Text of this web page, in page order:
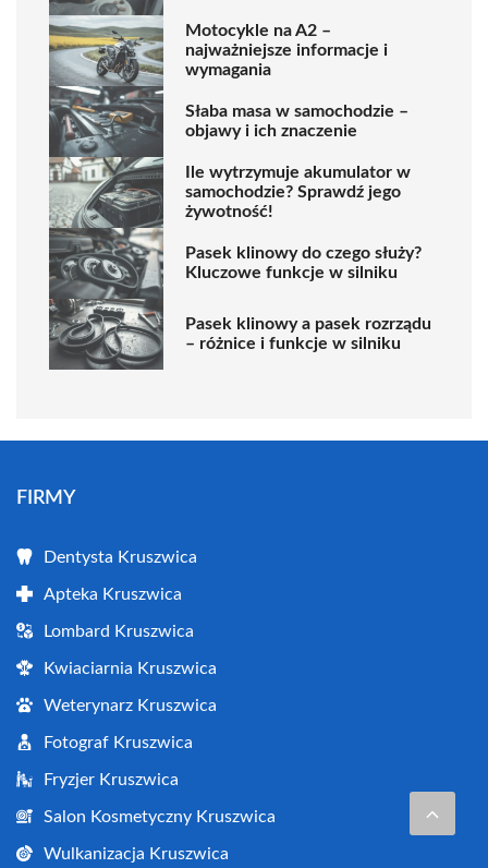
Motocykle na A2 –
najważniejsze informacje i
wymagania
Słaba masa w samochodzie –
objawy i ich znaczenie
Ile wytrzymuje akumulator w
samochodzie? Sprawdź jego
żywotność!
Pasek klinowy do czego służy?
Kluczowe funkcje w silniku
Pasek klinowy a pasek rozrządu
– różnice i funkcje w silniku
FIRMY
Dentysta Kruszwica
Apteka Kruszwica
Lombard Kruszwica
Kwiaciarnia Kruszwica
Weterynarz Kruszwica
Fotograf Kruszwica
Fryzjer Kruszwica
Salon Kosmetyczny Kruszwica
Wulkanizacja Kruszwica